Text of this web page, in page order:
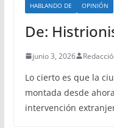
HABLANDO DE OPINIÓN
De:
junio 3, 2026
Lo cierto es que la
montada desde
intervención